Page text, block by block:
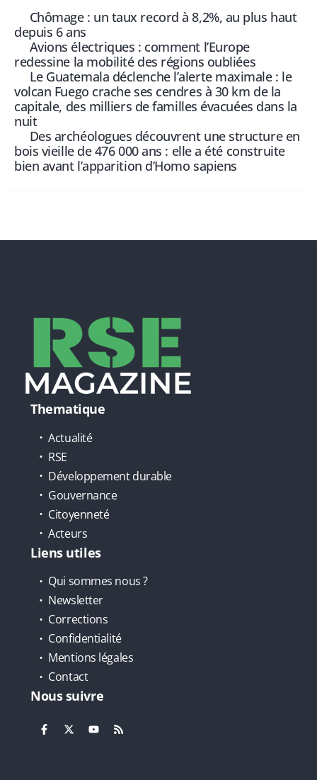
Chômage : un taux record à 8,2%, au plus haut
depuis 6 ans
Avions électriques : comment l’Europe
redessine la mobilité des régions oubliées
Le Guatemala déclenche l’alerte maximale : le
volcan Fuego crache ses cendres à 30 km de la
capitale, des milliers de familles évacuées dans la
nuit
Des archéologues découvrent une structure en
bois vieille de 476 000 ans : elle a été construite
bien avant l’apparition d’Homo sapiens
Thematique
Actualité
RSE
Développement durable
Gouvernance
Citoyenneté
Acteurs
Liens utiles
Qui sommes nous ?
Newsletter
Corrections
Confidentialité
Mentions légales
Contact
Nous suivre